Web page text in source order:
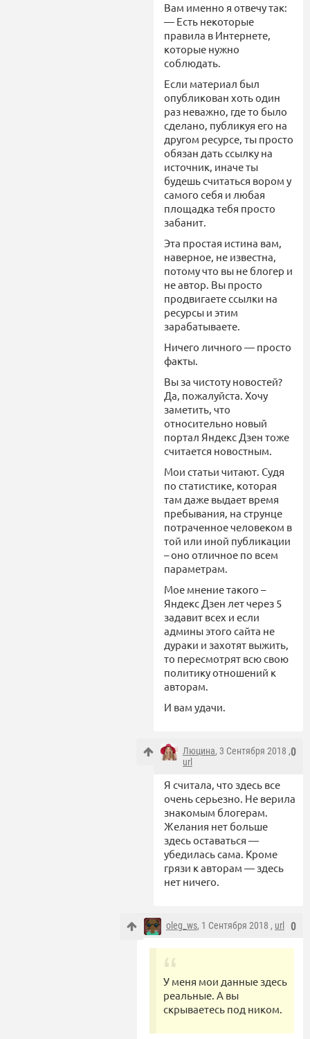
Вам именно я отвечу так:
— Есть некоторые
правила в Интернете,
которые нужно
соблюдать.
Если материал был
опубликован хоть один
раз неважно, где то было
сделано, публикуя его на
другом ресурсе, ты просто
обязан дать ссылку на
источник, иначе ты
будешь считаться вором у
самого себя и любая
площадка тебя просто
забанит.
Эта простая истина вам,
наверное, не известна,
потому что вы не блогер и
не автор. Вы просто
продвигаете ссылки на
ресурсы и этим
зарабатываете.
Ничего личного — просто
факты.
Вы за чистоту новостей?
Да, пожалуйста. Хочу
заметить, что
относительно новый
портал Яндекс Дзен тоже
считается новостным.
Мои статьи читают. Судя
по статистике, которая
там даже выдает время
пребывания, на струнце
потраченное человеком в
той или иной публикации
– оно отличное по всем
параметрам.
Мое мнение такого –
Яндекс Дзен лет через 5
задавит всех и если
админы этого сайта не
дураки и захотят выжить,
то пересмотрят всю свою
политику отношений к
авторам.
И вам удачи.
0
Люцина, 3 Сентября 2018 ,
url
Я считала, что здесь все
очень серьезно. Не верила
знакомым блогерам.
Желания нет больше
здесь оставаться —
убедилась сама. Кроме
грязи к авторам — здесь
нет ничего.
0
oleg_ws, 1 Сентября 2018 , url
У меня мои данные здесь
реальные. А вы
скрываетесь под ником.